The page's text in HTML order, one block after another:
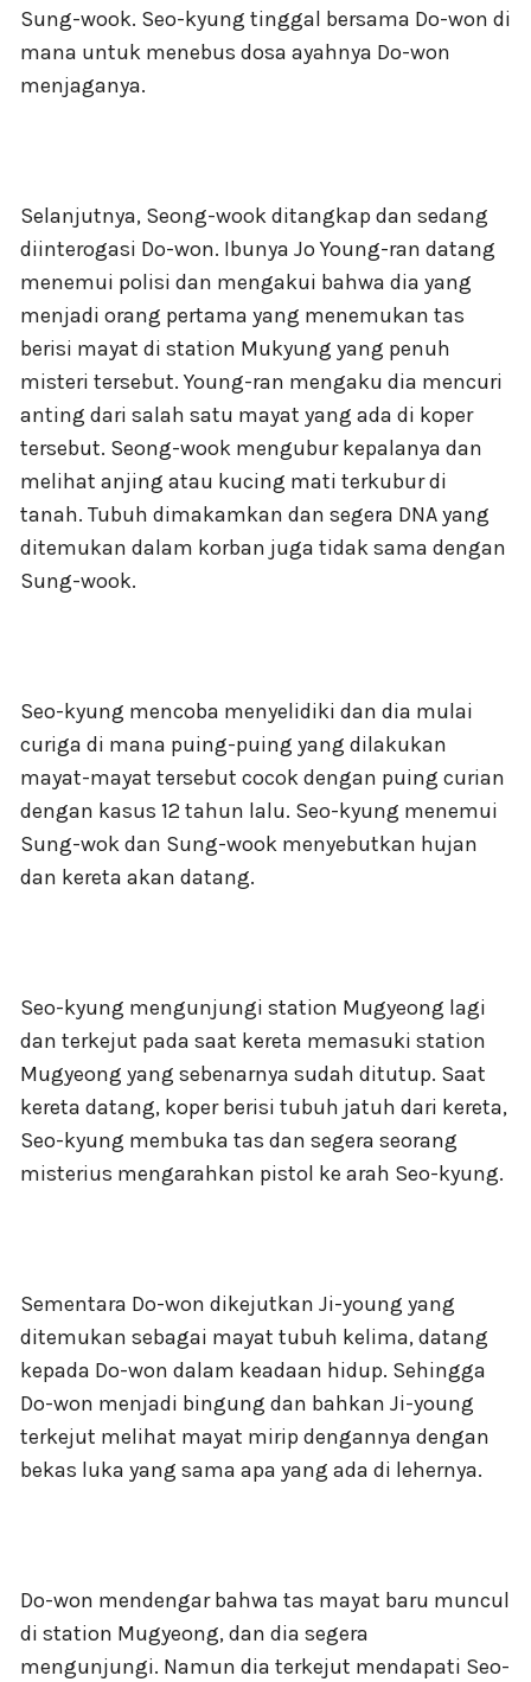
Sung-wook. Seo-kyung tinggal bersama Do-won di
mana untuk menebus dosa ayahnya Do-won
menjaganya.
Selanjutnya, Seong-wook ditangkap dan sedang
diinterogasi Do-won. Ibunya Jo Young-ran datang
menemui polisi dan mengakui bahwa dia yang
menjadi orang pertama yang menemukan tas
berisi mayat di station Mukyung yang penuh
misteri tersebut. Young-ran mengaku dia mencuri
anting dari salah satu mayat yang ada di koper
tersebut. Seong-wook mengubur kepalanya dan
melihat anjing atau kucing mati terkubur di
tanah. Tubuh dimakamkan dan segera DNA yang
ditemukan dalam korban juga tidak sama dengan
Sung-wook.
Seo-kyung mencoba menyelidiki dan dia mulai
curiga di mana puing-puing yang dilakukan
mayat-mayat tersebut cocok dengan puing curian
dengan kasus 12 tahun lalu. Seo-kyung menemui
Sung-wok dan Sung-wook menyebutkan hujan
dan kereta akan datang.
Seo-kyung mengunjungi station Mugyeong lagi
dan terkejut pada saat kereta memasuki station
Mugyeong yang sebenarnya sudah ditutup. Saat
kereta datang, koper berisi tubuh jatuh dari kereta,
Seo-kyung membuka tas dan segera seorang
misterius mengarahkan pistol ke arah Seo-kyung.
Sementara Do-won dikejutkan Ji-young yang
ditemukan sebagai mayat tubuh kelima, datang
kepada Do-won dalam keadaan hidup. Sehingga
Do-won menjadi bingung dan bahkan Ji-young
terkejut melihat mayat mirip dengannya dengan
bekas luka yang sama apa yang ada di lehernya.
Do-won mendengar bahwa tas mayat baru muncul
di station Mugyeong, dan dia segera
mengunjungi. Namun dia terkejut mendapati Seo-